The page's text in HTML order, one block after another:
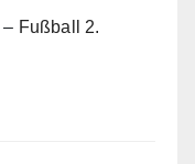
– Fußball 2.